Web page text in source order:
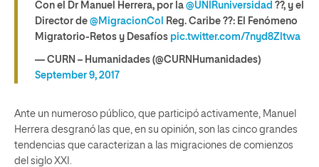
Con el Dr Manuel Herrera, por la @UNIRuniversidad ??, y el
Director de @MigracionCol
Reg. Caribe ??: El Fenómeno
Migratorio-Retos y Desafíos pic.twitter.com/7nyd8Zltwa
— CURN – Humanidades (@CURNHumanidades)
September 9, 2017
Ante un numeroso público, que participó activamente, Manuel
Herrera desgranó las que, en su opinión, son las cinco grandes
tendencias que caracterizan a las migraciones de comienzos
del siglo XXI.